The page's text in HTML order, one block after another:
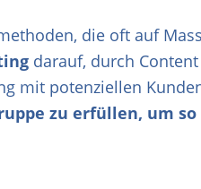
die oft auf
darauf, durch
mit potenziellen
zu erfüllen, um